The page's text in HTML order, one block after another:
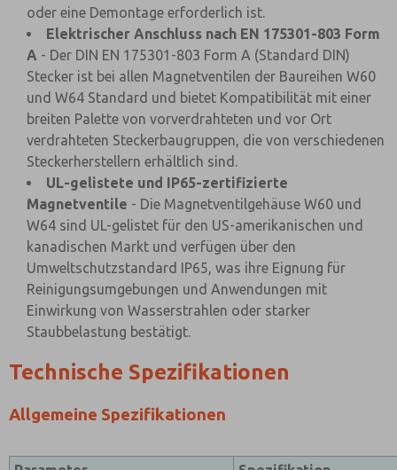
oder eine Demontage erforderlich ist.
Elektrischer Anschluss nach EN 175301-803 Form
A - Der DIN EN 175301-803 Form A (Standard DIN)
Stecker ist bei allen Magnetventilen der Baureihen W60
und W64 Standard und bietet Kompatibilität mit einer
breiten Palette von vorverdrahteten und vor Ort
verdrahteten Steckerbaugruppen, die von verschiedenen
Steckerherstellern erhältlich sind.
UL-gelistete und IP65-zertifizierte
Magnetventile - Die Magnetventilgehäuse W60 und
W64 sind UL-gelistet für den US-amerikanischen und
kanadischen Markt und verfügen über den
Umweltschutzstandard IP65, was ihre Eignung für
Reinigungsumgebungen und Anwendungen mit
Einwirkung von Wasserstrahlen oder starker
Staubbelastung bestätigt.
Technische Spezifikationen
Allgemeine Spezifikationen